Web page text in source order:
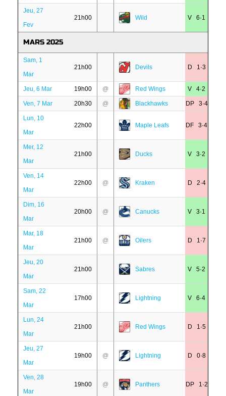
Jeu, 27
Fev
21h00 Wild V 6·1
MARS 2025
Sam, 1
Mar
21h00 Devils D 1·3
Jeu, 6 Mar 19h00 @ Red Wings V 4·2
Ven, 7 Mar 20h30 @ Blackhawks DP 3·4
Lun, 10
Mar
22h00 Maple Leafs DF 3·4
Mer, 12
Mar
21h00 Ducks V 3·2
Ven, 14
Mar
22h00 @ Kraken D 2·4
Dim, 16
Mar
20h00 @ Canucks V 3·1
Mar, 18
Mar
21h00 @ Oilers D 1·7
Jeu, 20
Mar
21h00 Sabres V 5·2
Sam, 22
Mar
17h00 Lightning V 6·4
Lun, 24
Mar
21h00 Red Wings D 1·5
Jeu, 27
Mar
19h00 @ Lightning D 0·8
Ven, 28
Mar
19h00 @ Panthers DP 1·2